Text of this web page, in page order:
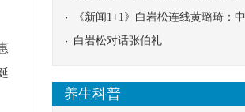
协同
《新闻1+1》白岩松连线黄璐琦：中
医救治的临床效果
白岩松对话张伯礼
养生科普